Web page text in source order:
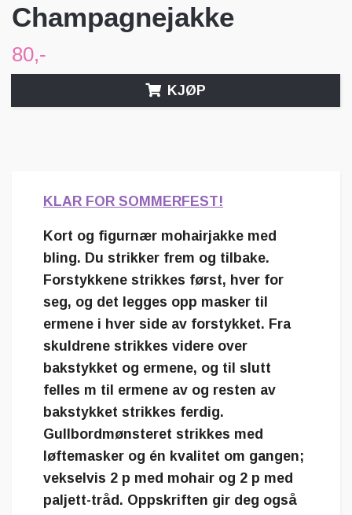
Champagnejakke
80,-
KJØP
KLAR FOR SOMMERFEST!
Kort og figurnær mohairjakke med
bling. Du strikker frem og tilbake.
Forstykkene strikkes først, hver for
seg, og det legges opp masker til
ermene i hver side av forstykket. Fra
skuldrene strikkes videre over
bakstykket og ermene, og til slutt
felles m til ermene av og resten av
bakstykket strikkes ferdig.
Gullbordmønsteret strikkes med
løftemasker og én kvalitet om gangen;
vekselvis 2 p med mohair og 2 p med
paljett-tråd. Oppskriften gir deg også